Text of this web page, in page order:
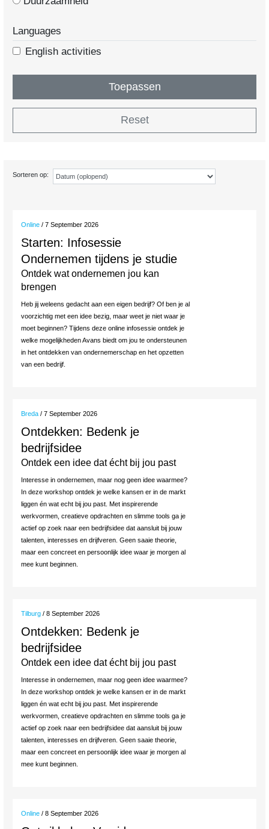
Languages
English activities
Toepassen
Reset
Sorteren op:
Online / 7 September 2026
Starten: Infosessie
Ondernemen tijdens je studie
Ontdek wat ondernemen jou kan
brengen
Heb jij weleens gedacht aan een eigen bedrijf? Of ben je al
voorzichtig met een idee bezig, maar weet je niet waar je
moet beginnen? Tijdens deze online infosessie ontdek je
welke mogelijkheden Avans biedt om jou te ondersteunen
in het ontdekken van ondernemerschap en het opzetten
van een bedrijf.
Breda / 7 September 2026
Ontdekken: Bedenk je
bedrijfsidee
Ontdek een idee dat écht bij jou past
Interesse in ondernemen, maar nog geen idee waarmee?
In deze workshop ontdek je welke kansen er in de markt
liggen én wat echt bij jou past. Met inspirerende
werkvormen, creatieve opdrachten en slimme tools ga je
actief op zoek naar een bedrijfsidee dat aansluit bij jouw
talenten, interesses en drijfveren. Geen saaie theorie,
maar een concreet en persoonlijk idee waar je morgen al
mee kunt beginnen.
Tilburg / 8 September 2026
Ontdekken: Bedenk je
bedrijfsidee
Ontdek een idee dat écht bij jou past
Interesse in ondernemen, maar nog geen idee waarmee?
In deze workshop ontdek je welke kansen er in de markt
liggen én wat echt bij jou past. Met inspirerende
werkvormen, creatieve opdrachten en slimme tools ga je
actief op zoek naar een bedrijfsidee dat aansluit bij jouw
talenten, interesses en drijfveren. Geen saaie theorie,
maar een concreet en persoonlijk idee waar je morgen al
mee kunt beginnen.
Online / 8 September 2026